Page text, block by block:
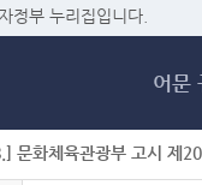
정부 누리집입니다.
어문
문화체육관광부 고시 제